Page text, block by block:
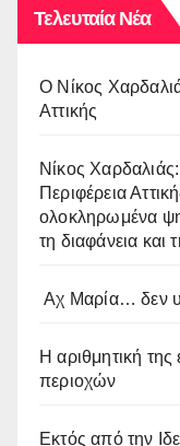
Τελευταία Νέα
O Νίκος
Αττικής
Νίκος
Περιφέρεια
ολοκληρωμένα
τη διαφάνεια και
Αχ Μαρία… δεν
Η αριθμητική
περιοχών
Εκτός από την